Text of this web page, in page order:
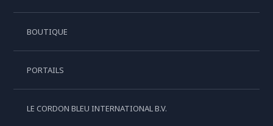
BOUTIQUE
PORTAILS
LE CORDON BLEU INTERNATIONAL B.V.